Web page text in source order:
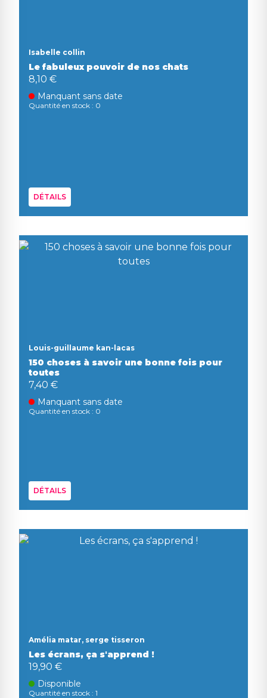
Isabelle collin
Le fabuleux pouvoir de nos chats
8,10 €
Manquant sans date
Quantité en stock : 0
DÉTAILS
Louis-guillaume kan-lacas
150 choses à savoir une bonne fois pour
toutes
7,40 €
Manquant sans date
Quantité en stock : 0
DÉTAILS
Amélia matar, serge tisseron
Les écrans, ça s'apprend !
19,90 €
Disponible
Quantité en stock : 1